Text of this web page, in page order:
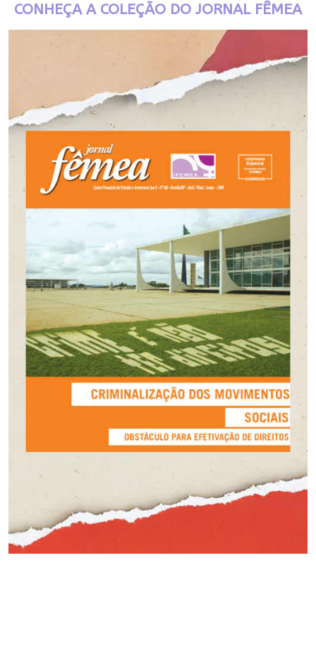
CONHEÇA A COLEÇÃO DO JORNAL FÊMEA